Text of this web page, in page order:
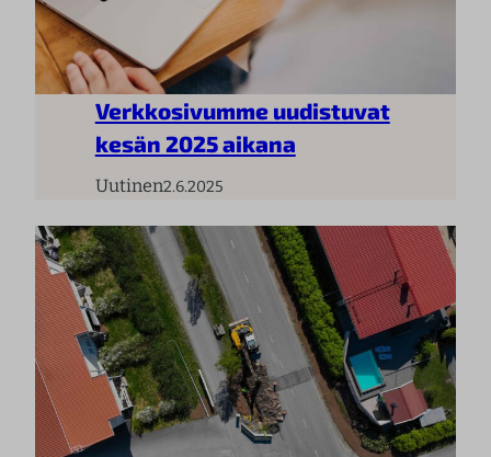
Verkkosivumme uudistuvat
kesän 2025 aikana
Uutinen2.6.2025